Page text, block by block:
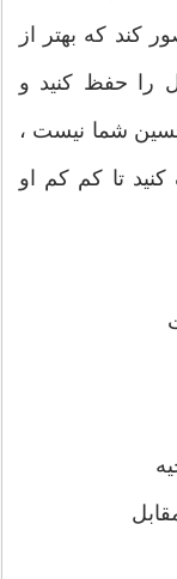
کند که بهتر از
را حفظ کنید و
شما نیست ،
کنید تا کم کم او